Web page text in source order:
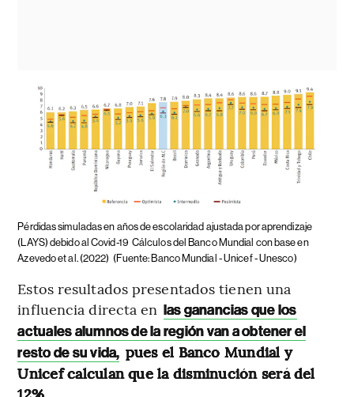
Pérdidas simuladas en años de escolaridad ajustada por aprendizaje
(LAYS) debido al Covid-19 Cálculos del Banco Mundial con base en
Azevedo et al. (2022) (Fuente: Banco Mundial - Unicef - Unesco)
Estos resultados presentados tienen una
influencia directa en las ganancias que los
actuales alumnos de la región van a obtener el
resto de su vida, pues el Banco Mundial y
Unicef calculan que la disminución será del